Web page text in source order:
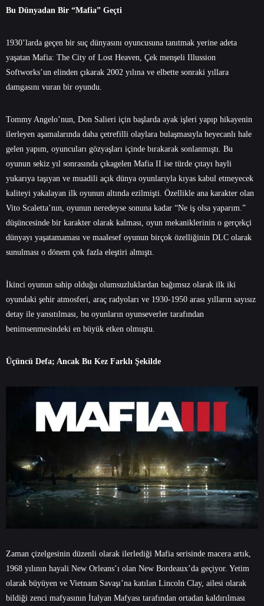
Bu Dünyadan Bir “Mafia” Geçti
1930’larda geçen bir suç dünyasını oyuncusuna tanıtmak yerine adeta
yaşatan Mafia: The City of Lost Heaven, Çek menşeli Illussion
Softworks’un elinden çıkarak 2002 yılına ve elbette sonraki yıllara
damgasını vuran bir oyundu.
Tommy Angelo’nun, Don Salieri için başlarda ayak işleri yapıp hikayenin
ilerleyen aşamalarında daha çetrefilli olaylara bulaşmasıyla heyecanlı hale
gelen yapım, oyuncuları gözyaşları içinde bırakarak sonlanmıştı. Bu
oyunun sekiz yıl sonrasında çıkagelen Mafia II ise türde çıtayı hayli
yukarıya taşıyan ve muadili açık dünya oyunlarıyla kıyas kabul etmeyecek
kaliteyi yakalayan ilk oyunun altında ezilmişti. Özellikle ana karakter olan
Vito Scaletta’nın, oyunun neredeyse sonuna kadar “Ne iş olsa yaparım.”
düşüncesinde bir karakter olarak kalması, oyun mekaniklerinin o gerçekçi
dünyayı yaşatamaması ve maalesef oyunun birçok özelliğinin DLC olarak
sunulması o dönem çok fazla eleştiri almıştı.
İkinci oyunun sahip olduğu olumsuzluklardan bağımsız olarak ilk iki
oyundaki şehir atmosferi, araç radyoları ve 1930-1950 arası yılların sayısız
detay ile yansıtılması, bu oyunların oyunseverler tarafından
benimsenmesindeki en büyük etken olmuştu.
Üçüncü Defa; Ancak Bu Kez Farklı Şekilde
Zaman çizelgesinin düzenli olarak ilerlediği Mafia serisinde macera artık,
1968 yılının hayali New Orleans’ı olan New Bordeaux’da geçiyor. Yetim
olarak büyüyen ve Vietnam Savaşı’na katılan Lincoln Clay, ailesi olarak
bildiği zenci mafyasının İtalyan Mafyası tarafından ortadan kaldırılması